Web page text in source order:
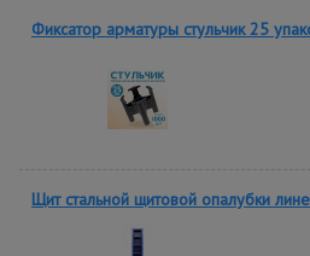
Фиксатор арматуры стульчик 25
Щит стальной щитовой опалубки